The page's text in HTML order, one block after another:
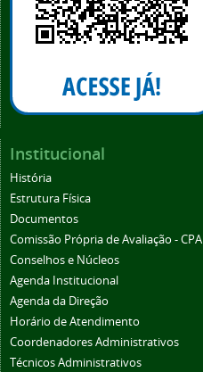
Institucional
História
Estrutura Física
Documentos
Comissão Própria de Avaliação - CPA
Conselhos e Núcleos
Agenda Institucional
Agenda da Direção
Horário de Atendimento
Coordenadores Administrativos
Técnicos Administrativos